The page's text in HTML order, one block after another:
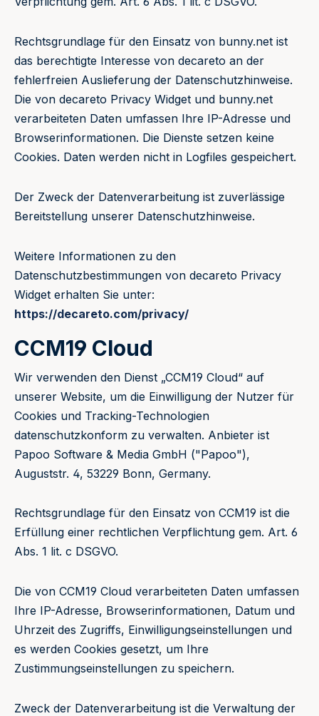
Rechtsgrundlage für den Einsatz von bunny.net ist
das berechtigte Interesse von decareto an der
fehlerfreien Auslieferung der Datenschutzhinweise.
Die von decareto Privacy Widget und bunny.net
verarbeiteten Daten umfassen Ihre IP-Adresse und
Browserinformationen. Die Dienste setzen keine
Cookies. Daten werden nicht in Logfiles gespeichert.
Der Zweck der Datenverarbeitung ist zuverlässige
Bereitstellung unserer Datenschutzhinweise.
Weitere Informationen zu den
Datenschutzbestimmungen von decareto Privacy
Widget erhalten Sie unter:
https://decareto.com/privacy/
CCM19 Cloud
Wir verwenden den Dienst „CCM19 Cloud“ auf
unserer Website, um die Einwilligung der Nutzer für
Cookies und Tracking-Technologien
datenschutzkonform zu verwalten. Anbieter ist
Papoo Software & Media GmbH ("Papoo"),
Auguststr. 4, 53229 Bonn, Germany.
Rechtsgrundlage für den Einsatz von CCM19 ist die
Erfüllung einer rechtlichen Verpflichtung gem. Art. 6
Abs. 1 lit. c DSGVO.
Die von CCM19 Cloud verarbeiteten Daten umfassen
Ihre IP-Adresse, Browserinformationen, Datum und
Uhrzeit des Zugriffs, Einwilligungseinstellungen und
es werden Cookies gesetzt, um Ihre
Zustimmungseinstellungen zu speichern.
Zweck der Datenverarbeitung ist die Verwaltung der